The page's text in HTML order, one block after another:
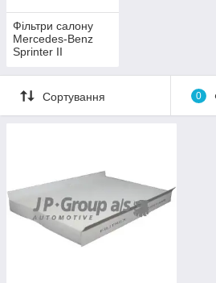
Фільтри салону
Mercedes-Benz
Sprinter II
Сортування 0